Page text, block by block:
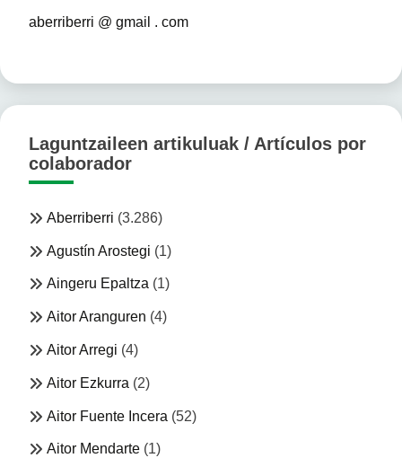
aberriberri @ gmail . com
Laguntzaileen artikuluak / Artículos por
colaborador
Aberriberri (3.286)
Agustín Arostegi (1)
Aingeru Epaltza (1)
Aitor Aranguren (4)
Aitor Arregi (4)
Aitor Ezkurra (2)
Aitor Fuente Incera (52)
Aitor Mendarte (1)